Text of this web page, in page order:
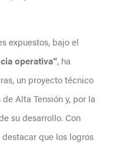
expuestos, bajo el
operativa”, ha
un proyecto técnico
Alta Tensión y, por la
su desarrollo. Con
que los logros